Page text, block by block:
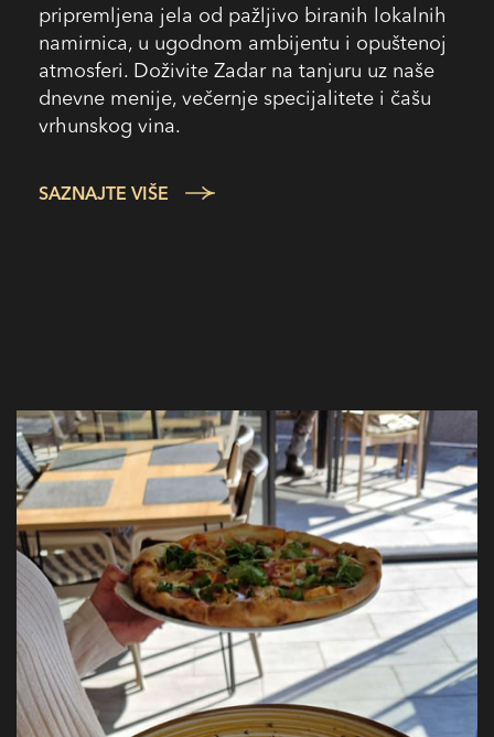
pripremljena jela od pažljivo biranih lokalnih
namirnica, u ugodnom ambijentu i opuštenoj
atmosferi. Doživite Zadar na tanjuru uz naše
dnevne menije, večernje specijalitete i čašu
vrhunskog vina.
SAZNAJTE VIŠE